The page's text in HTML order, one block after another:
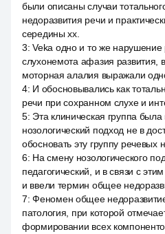
были описаны случаи
недоразвития речи и
середины xx.
3:Veka одно и то же
слухонемота афазия развития,
моторная алалия выражали
4: И обосновывались как
речи при сохранном слухе и
5: Эта клиническая группа
нозологический подход не в
обосновать эту группу речевых
6: На смену нозологического
педагогический, и в связи с
и ввели термин общее
7:Феномен общее
патология, при которой
формировании всех